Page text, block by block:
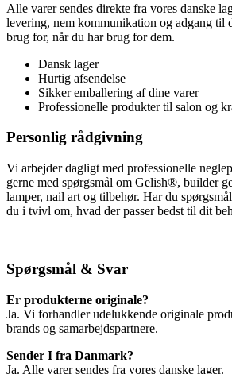
Alle varer sendes direkte fra vores danske
levering, nem kommunikation og adgang til
brug for, når du har brug for dem.
Dansk lager
Hurtig afsendelse
Sikker emballering af dine varer
Professionelle produkter til salon og
Personlig rådgivning
Vi arbejder dagligt med professionelle
gerne med spørgsmål om Gelish®, builder
lamper, nail art og tilbehør. Har du
du i tvivl om, hvad der passer bedst til dit
Spørgsmål & Svar
Er produkterne originale?
Ja. Vi forhandler udelukkende originale
brands og samarbejdspartnere.
Sender I fra Danmark?
Ja. Alle varer sendes fra vores danske lager.